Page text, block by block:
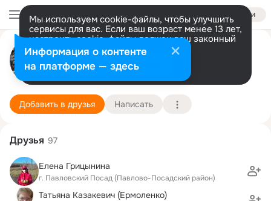
Войти
Мы используем cookie-файлы, чтобы улучшить
сервисы для вас. Если ваш возраст менее 13 лет,
настроить cookie-файлы должен ваш законный
представитель. Больше информации
Разрешить все Настроить
Ирина Сысоева
г. Железнодорожный (Подмосковье)
7 школа
Подробнее
Добавить в друзья Написать
Друзья 97
Елена Грицынина
г. Павловский Посад (Павлово-Посадский район)
Татьяна Казакевич (Ермоленко)
Информация о контенте
на платформе — здесь